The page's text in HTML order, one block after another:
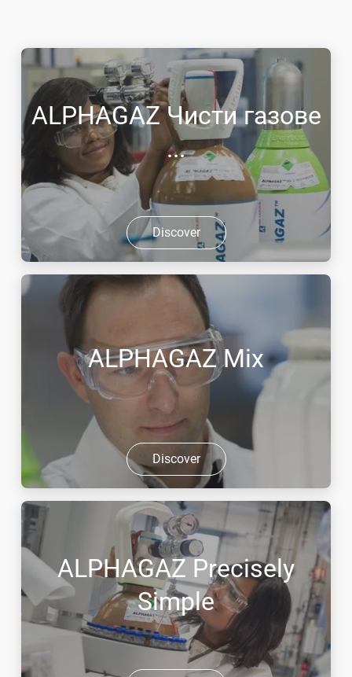
ALPHAGAZ Чисти газове
...
Discover
ALPHAGAZ Mix
Discover
ALPHAGAZ Precisely
Simple